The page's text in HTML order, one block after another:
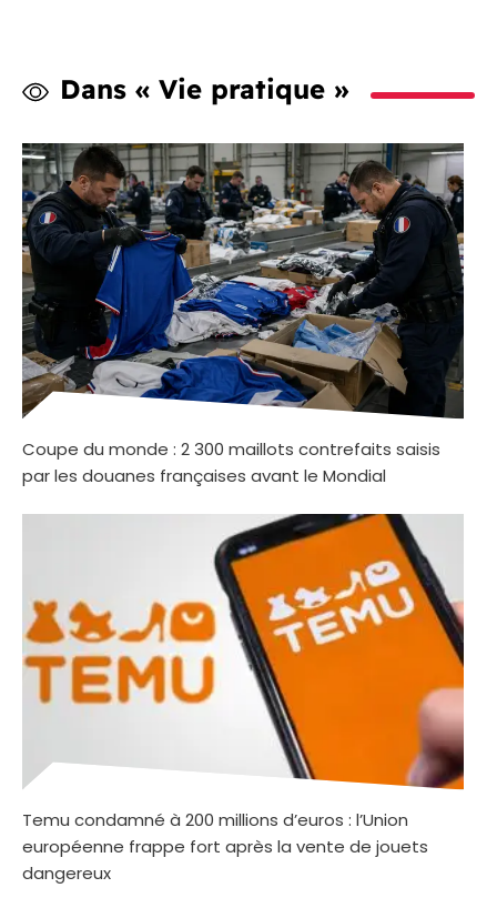
Dans « Vie pratique »
Coupe du monde : 2 300 maillots contrefaits saisis
par les douanes françaises avant le Mondial
Temu condamné à 200 millions d’euros : l’Union
européenne frappe fort après la vente de jouets
dangereux